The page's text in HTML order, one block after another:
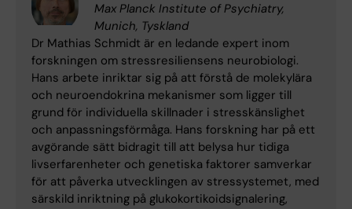
Max Planck Institute of Psychiatry,
Munich, Tyskland
Dr Mathias Schmidt är en ledande expert inom
forskningen om stressresiliensens neurobiologi.
Hans arbete inriktar sig på att förstå de molekylära
och neuroendokrina mekanismer som ligger till
grund för individuella skillnader i stresskänslighet
och anpassningsförmåga. Hans forskning har på ett
avgörande sätt bidragit till att belysa hur tidiga
livserfarenheter och genetiska faktorer samverkar
för att påverka utvecklingen av stressystemet, med
särskild inriktning på glukokortikoidsignalering,